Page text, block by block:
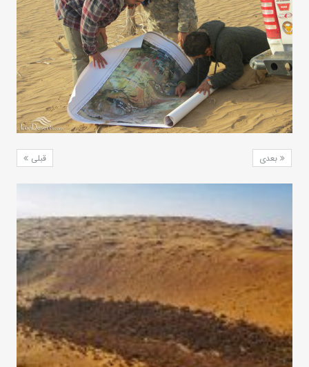
قبلی